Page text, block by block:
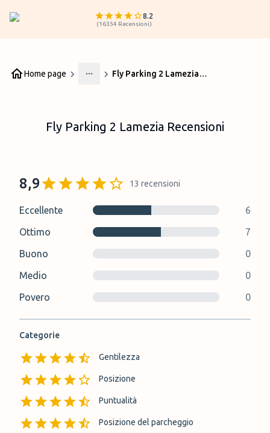
8.2
(16354 Recensioni)
Home page
More
Fly Parking 2 Lamezia Recensioni
Fly Parking 2 Lamezia Recensioni
8,9 13 recensioni
Eccellente
6
Ottimo
7
Buono
0
Medio
0
Povero
0
Categorie
Gentilezza
Posizione
Puntualità
Posizione del parcheggio